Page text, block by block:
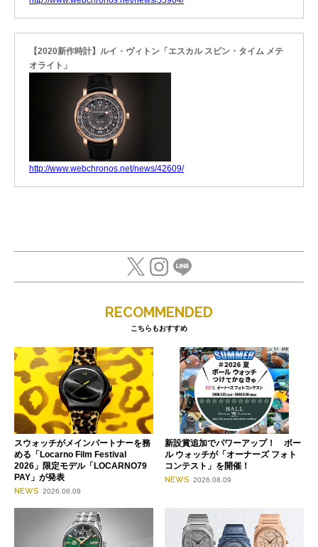
【2020新作時計】ルイ・ヴィトン「エスカル スピン・タイム メテ
オライト」
http://www.webchronos.net/news/42609/
RECOMMENDED
こちらもおすすめ
スウォッチがメインパートナーを務
める「Locarno Film Festival
2026」限定モデル「LOCARNO79
PAY」が発表
NEWS 2026.08.09
新設賞追加でパワーアップ！ ボー
ル ウォッチが「オーナーズ フォト
コンテスト」を開催！
NEWS 2026.08.09